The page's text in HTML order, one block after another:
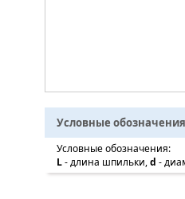
Условные обозначения
Условные обозначения:
L- длина шпильки,d -